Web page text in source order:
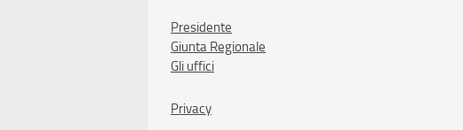
Presidente
Giunta Regionale
Gli uffici
Privacy